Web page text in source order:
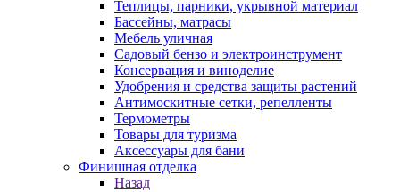
Теплицы, парники, укрывной материал
Бассейны, матрасы
Мебель уличная
Садовый бензо и электроинструмент
Консервация и виноделие
Удобрения и средства защиты растений
Антимоскитные сетки, репелленты
Термометры
Товары для туризма
Аксессуары для бани
Финишная отделка
Назад